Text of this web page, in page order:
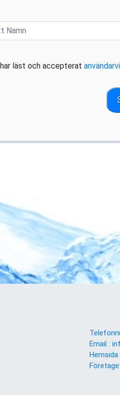
läst och accepterat
Email :